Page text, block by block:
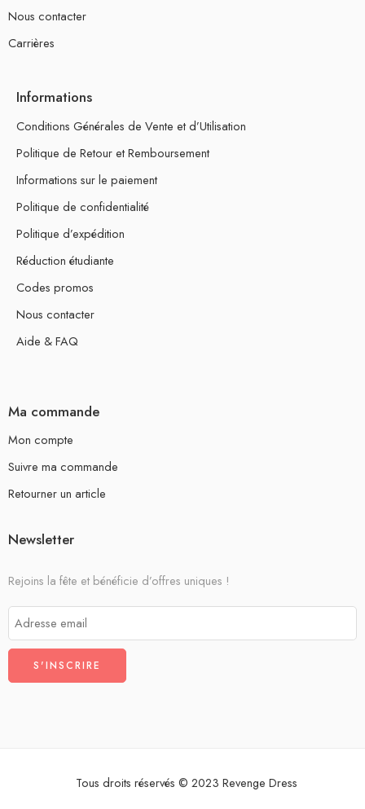
Nous contacter
Carrières
Informations
Conditions Générales de Vente et d’Utilisation
Politique de Retour et Remboursement
Informations sur le paiement
Politique de confidentialité
Politique d’expédition
Réduction étudiante
Codes promos
Nous contacter
Aide & FAQ
Ma commande
Mon compte
Suivre ma commande
Retourner un article
Newsletter
Rejoins la fête et bénéficie d’offres uniques !
Tous droits réservés © 2023 Revenge Dress